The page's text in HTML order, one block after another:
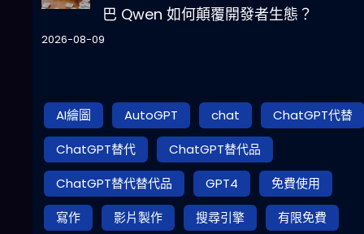
巴 Qwen 如何顛覆開發者生態？
2026-08-09
AI繪圖 AutoGPT chat
ChatGPT代替
ChatGPT替代
ChatGPT替代品
ChatGPT替代替代品
GPT4
免費使用
寫作
影片製作 搜尋引擎
有限免費